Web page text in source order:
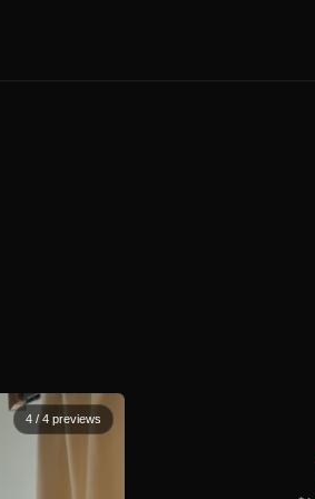
4 / 4 previews